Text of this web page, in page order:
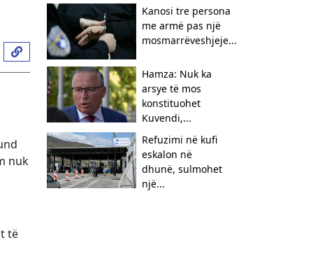
nuk
të
Kanosi tre persona
me armë pas një
mosmarrëveshjeje...
Hamza: Nuk ka
arsye të mos
konstituohet
Kuvendi,...
Refuzimi në kufi
eskalon në
dhunë, sulmohet
një...